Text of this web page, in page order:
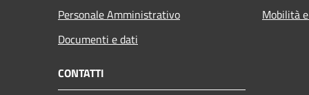
Personale Amministrativo
Documenti e dati
Mobilità
CONTATTI